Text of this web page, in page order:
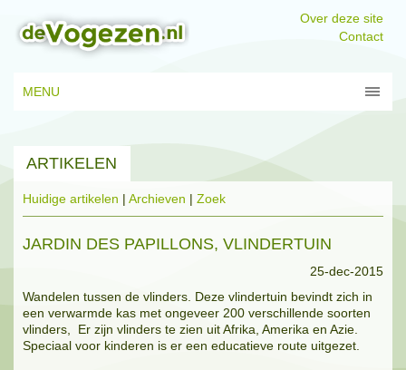
Over deze site
Contact
MENU
ARTIKELEN
Huidige artikelen | Archieven | Zoek
JARDIN DES PAPILLONS, VLINDERTUIN
25-dec-2015
Wandelen tussen de vlinders. Deze vlindertuin bevindt zich in
een verwarmde kas met ongeveer 200 verschillende soorten
vlinders, Er zijn vlinders te zien uit Afrika, Amerika en Azie.
Speciaal voor kinderen is er een educatieve route uitgezet.